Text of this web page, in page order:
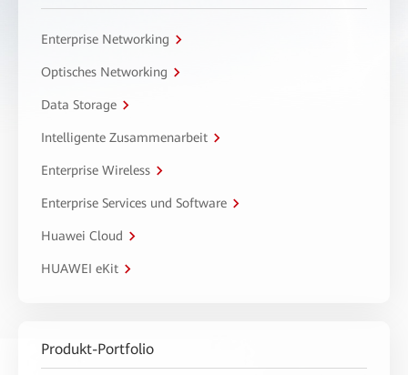
Enterprise Networking
Optisches Networking
Data Storage
Intelligente Zusammenarbeit
Enterprise Wireless
Enterprise Services und Software
Huawei Cloud
HUAWEI eKit
Produkt-Portfolio